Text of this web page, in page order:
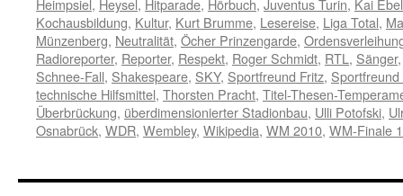
Heimpsiel, Heysel, Hitparade, Hörbuch, Juventus Turin, Kai Ebel
Kochausbildung, Kultur, Kurt Brumme, Lesereise, Liga Total,
Münzenberg, Neutralität, Öcher Prinzengarde,
Radioreporter, Reporter, Respekt, Roger Schmidt, RTL , Sänger
Schnee-Fall, Shakespeare, SKY, Sportfreund Fritz,
technische Hilfsmittel, Thorsten Pracht, Titel-Thesen-
Überbrückung, überdimensionierter Stadionbau, Ulli Potofski,
Osnabrück, WDR, Wembley, Wikipedia, WM 2010, WM-Finale